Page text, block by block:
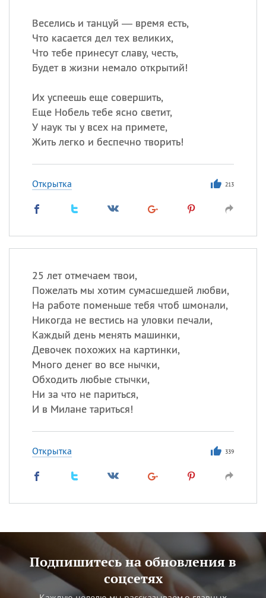
Веселись и танцуй — время есть,
Что касается дел тех великих,
Что тебе принесут славу, честь,
Будет в жизни немало открытий!
Их успеешь еще совершить,
Еще Нобель тебе ясно светит,
У наук ты у всех на примете,
Жить легко и беспечно творить!
Открытка 213
25 лет отмечаем твои,
Пожелать мы хотим сумасшедшей любви,
На работе поменьше тебя чтоб шмонали,
Никогда не вестись на уловки печали,
Каждый день менять машинки,
Девочек похожих на картинки,
Много денег во все нычки,
Обходить любые стычки,
Ни за что не париться,
И в Милане тариться!
Открытка 339
Подпишитесь на обновления в
соцсетях